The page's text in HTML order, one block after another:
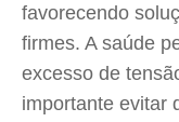
favorecendo
firmes. A saúde
excesso de
importante evitar